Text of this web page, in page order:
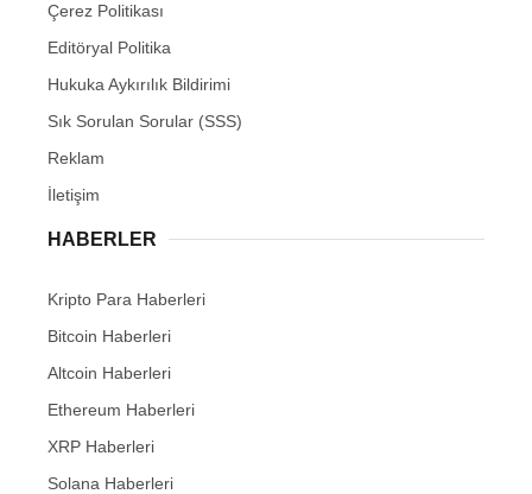
Çerez Politikası
Editöryal Politika
Hukuka Aykırılık Bildirimi
Sık Sorulan Sorular (SSS)
Reklam
İletişim
HABERLER
Kripto Para Haberleri
Bitcoin Haberleri
Altcoin Haberleri
Ethereum Haberleri
XRP Haberleri
Solana Haberleri